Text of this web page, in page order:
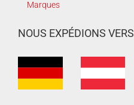
Marques
NOUS EXPÉDIONS VERS